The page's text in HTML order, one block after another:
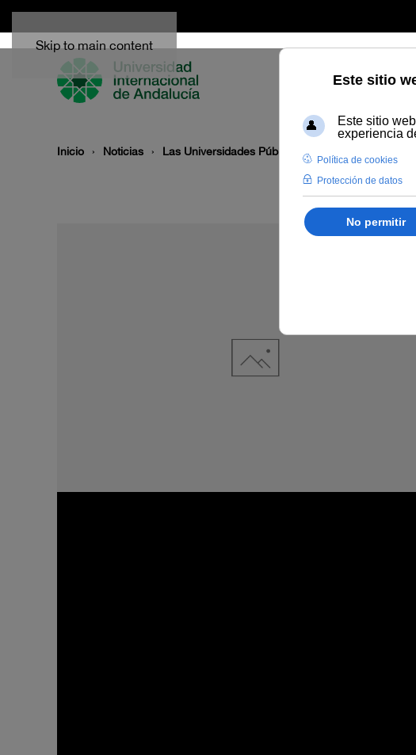
Skip to main content
Inicio Noticias Las Universidades Públicas de Andalucía